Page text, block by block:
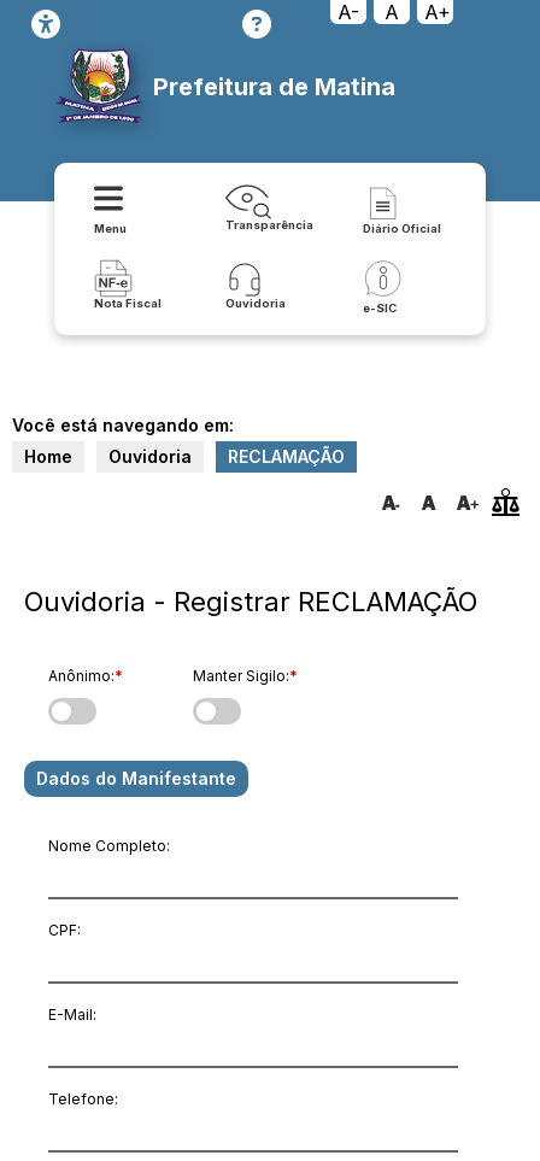
A- A A+
Prefeitura de Matina
Menu Transparência Diário Oficial
Nota Fiscal Ouvidoria e-SIC
Você está navegando em:
Home
Ouvidoria RECLAMAÇÃO
Ouvidoria - Registrar RECLAMAÇÃO
Anônimo:* Manter Sigilo:*
Dados do Manifestante
Nome Completo:
CPF:
E-Mail:
Telefone: